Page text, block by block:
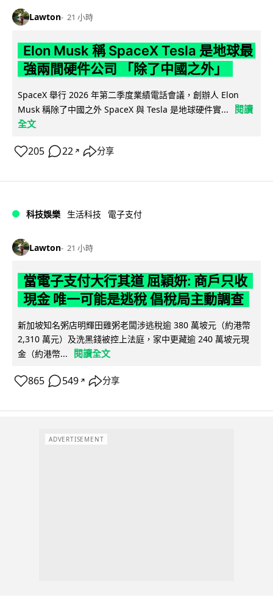
Lawton 21 小時
Elon Musk 稱 SpaceX Tesla 是地球最
強兩間硬件公司 「除了中國之外」
SpaceX 舉行 2026 年第二季度業績電話會議，創辦人 Elon
Musk 稱除了中國之外 SpaceX 與 Tesla 是地球硬件實...
閱讀
全文
205 22 ↗ 分享
科技娛樂 生活科技 電子支付
Lawton 21 小時
當電子支付大行其道 屈穎妍: 商戶只收
現金 唯一可能是逃稅 倡稅局主動調查
新加坡知名粥店明輝田雞粥老闆涉逃稅逾 380 萬坡元（約港幣
2,310 萬元）及洗黑錢被控上法庭，家中更藏逾 240 萬坡元現
金（約港幣...
閱讀全文
865 549 ↗ 分享
ADVERTISEMENT